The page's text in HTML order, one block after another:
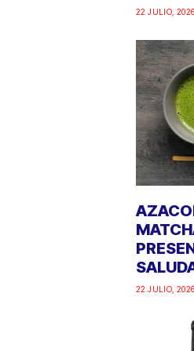
22 JULIO, 2026
22 JULIO, 2026